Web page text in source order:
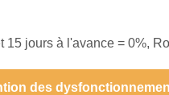
15 jours à l'avance = 0%,
des